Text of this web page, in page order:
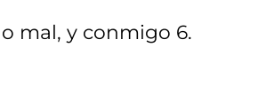
mal, y conmigo 6.